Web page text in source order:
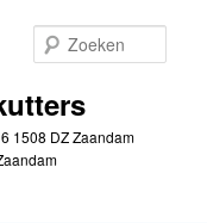
1508 DZ Zaandam